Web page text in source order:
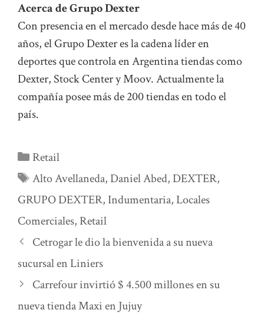
Acerca de Grupo Dexter
Con presencia en el mercado desde hace más de 40
años, el Grupo Dexter es la cadena líder en
deportes que controla en Argentina tiendas como
Dexter, Stock Center y Moov. Actualmente la
compañía posee más de 200 tiendas en todo el
país.
Categorías
Retail
Etiquetas
Alto Avellaneda,Daniel Abed,DEXTER,
GRUPO DEXTER, Indumentaria,Locales
Comerciales, Retail
Cetrogar le dio la bienvenida a su nueva
sucursal en Liniers
Carrefour invirtió $ 4.500 millones en su
nueva tienda Maxi en Jujuy